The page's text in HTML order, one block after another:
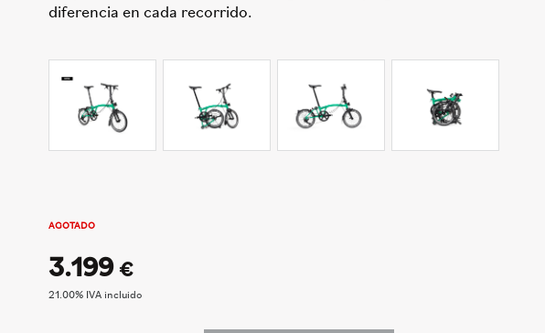
diferencia en cada recorrido.
AGOTADO
3.199 €
21.00% IVA incluido